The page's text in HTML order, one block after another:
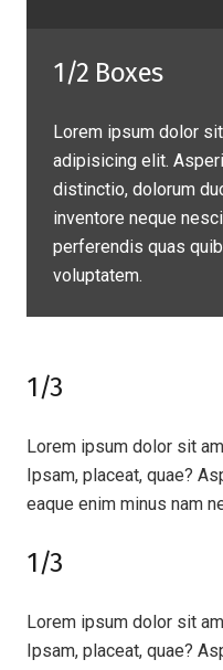
1/2 Boxes
Lorem ipsum dolor
adipisicing elit.
distinctio, dolorum
inventore neque
perferendis quas
voluptatem.
1/3
Lorem ipsum dolor sit
Ipsam, placeat, quae?
eaque enim minus nam
1/3
Lorem ipsum dolor sit
Ipsam, placeat, quae?